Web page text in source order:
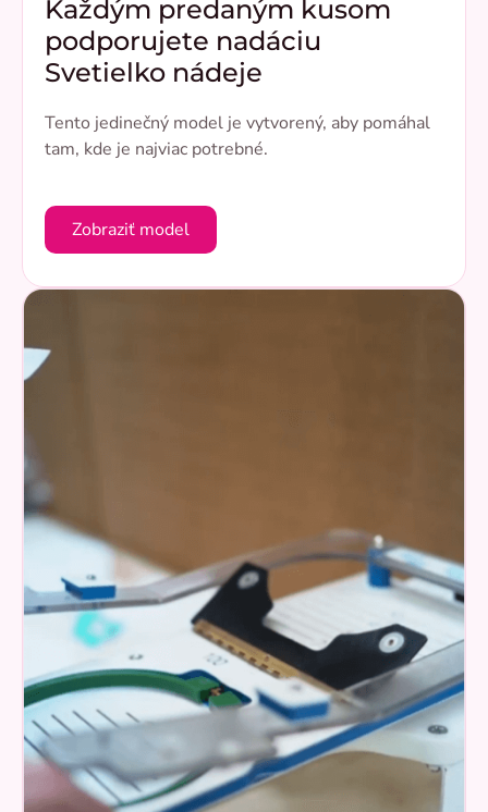
Každým predaným kusom
podporujete nadáciu
Svetielko nádeje
Tento jedinečný model je vytvorený, aby pomáhal
tam, kde je najviac potrebné.
Zobraziť model